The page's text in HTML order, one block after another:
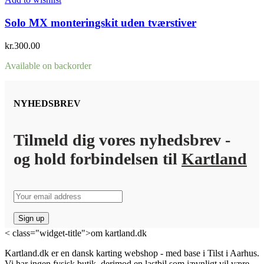
Solo MX monteringskit uden tværstiver
kr.300.00
Available on backorder
NYHEDSBREV
Tilmeld dig vores nyhedsbrev -
og hold forbindelsen til Kartland
< class="widget-title">om kartland.dk
Kartland.dk er en dansk karting webshop - med base i Tilst i Aarhus.